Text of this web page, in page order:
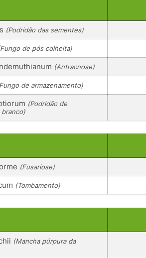
(Podridão das sementes)
de pós colheita)
(Antracnose)
de armazenamento)
(Podridão de
(Fusariose)
(Tombamento)
(Mancha púrpura da